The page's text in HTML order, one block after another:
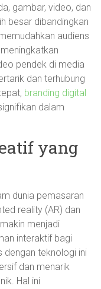
gambar, video, dan
besar dibandingkan
audiens
pendek di media
dan terhubung
branding digital
dalam
yang
dunia pemasaran
reality (AR) dan
menjadi
interaktif bagi
dengan teknologi ini
dan menarik
Hal ini